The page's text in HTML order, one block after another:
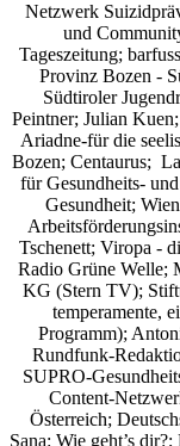
Netzwerk
und
Tageszeitung;
Provinz Bozen -
Südtiroler
Peintner; Julian
Ariadne-für die
Bozen; Centaurus;
für Gesundheits-
Gesundheit;
Tschenett; Viropa -
Radio Grüne
KG (Stern TV);
temperamente,
Programm);
Rundfunk-
SUPRO-
Content-
Österreich;
Sana: Wie geht’s dir?;